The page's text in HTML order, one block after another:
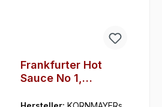
Frankfurter Hot
Sauce No 1,